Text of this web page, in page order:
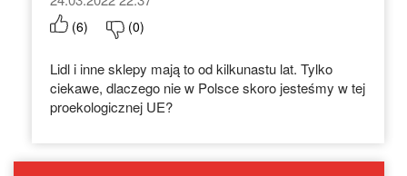
(6) (0)
Lidl i inne sklepy mają to od kilkunastu lat. Tylko
ciekawe, dlaczego nie w Polsce skoro jesteśmy w tej
proekologicznej UE?